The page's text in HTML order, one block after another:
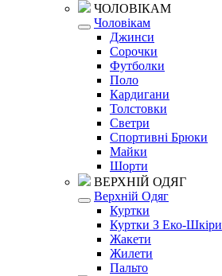
ЧОЛОВІКАМ
Чоловікам
Джинси
Сорочки
Футболки
Поло
Кардигани
Толстовки
Светри
Спортивні Брюки
Майки
Шорти
ВЕРХНІЙ ОДЯГ
Верхній Одяг
Куртки
Куртки З Еко-Шкіри
Жакети
Жилети
Пальто